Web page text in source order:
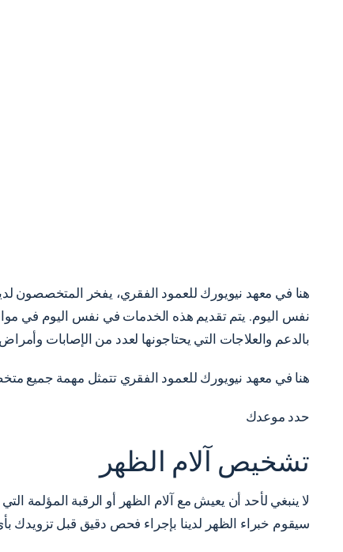
هنا في معهد نيويورك للعمود الفقري، يفخر المتخصصون
نفس اليوم. يتم تقديم هذه الخدمات في نفس اليوم في
بالدعم والعلاجات التي يحتاجونها لعدد من الإصابات
هنا في معهد نيويورك للعمود الفقري تتمثل مهمة
حدد موعدك
تشخيص آلام الظهر
لا ينبغي لأحد أن يعيش مع آلام الظهر أو الرقبة المؤلمة
سيقوم خبراء الظهر لدينا بإجراء فحص دقيق قبل تزويدك